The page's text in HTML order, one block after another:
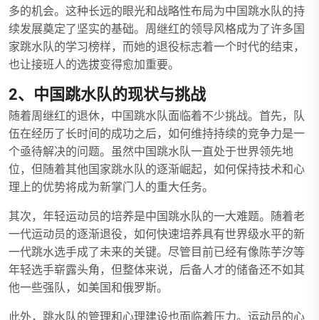
多的机会。这种长远的眼光和战略性布局为中国跳水队的持
续发展奠定了坚实的基础。周继红的领导风格成为了许多国
家跳水队的学习榜样，而她的退役标志着一个时代的结束，
也让接班人的选拔变得愈加重要。
2、中国跳水队的现状与挑战
随着周继红的退休，中国跳水队面临着不少挑战。首先，队
伍在经历了长时间的成功之后，如何维持持续的竞争力是一
个亟待解决的问题。虽然中国跳水队一直处于世界领先地
位，但随着其他国家跳水队的逐渐崛起，如何保持技术和心
理上的优势将成为新掌门人的重大任务。
其次，年轻运动员的培养是中国跳水队的一大难题。随着老
一代运动员的逐渐退役，如何快速培养具有世界级水平的新
一代跳水选手成了未来的关键。尽管目前已经有像陈芋汐等
年轻选手崭露头角，但整体来说，后备人才的储备还不如其
他一些强队，如美国和俄罗斯。